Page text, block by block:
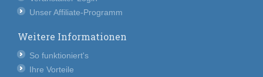
Unser Affiliate-Programm
Weitere Informationen
So funktioniert's
Ihre Vorteile